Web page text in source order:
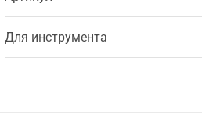
Для инструмента